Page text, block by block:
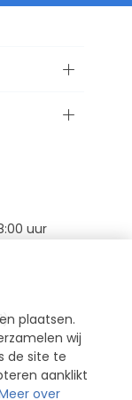
plaatsen.
wij
de site te
aanklikt
over
uur